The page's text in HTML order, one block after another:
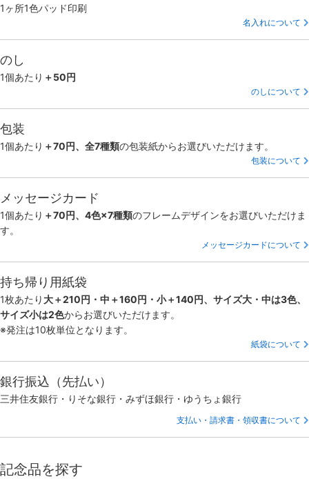
1ヶ所1色パッド印刷
名入れについて
のし
1個あたり ＋50円
のしについて
包装
1個あたり ＋70円、全7種類の包装紙からお選びいただけます。
包装について
メッセージカード
1個あたり ＋70円、4色×7種類のフレームデザインをお選びいただけま
す。
メッセージカードについて
持ち帰り用紙袋
1枚あたり 大＋210円・中＋160円・小＋140円、サイズ大・中は3色、
サイズ小は2色からお選びいただけます。
※発注は10枚単位となります。
紙袋について
銀行振込（先払い）
三井住友銀行・りそな銀行・みずほ銀行・ゆうちょ銀行
支払い・請求書・領収書について
記念品を探す